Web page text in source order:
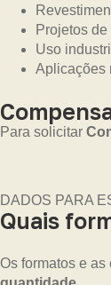
Projetos
Uso
Aplicações
Para solicitar
DADOS PARA
Quais
Os formatos e